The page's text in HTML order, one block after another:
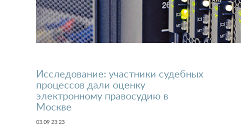
Исследование: участники судебных
процессов дали оценку
электронному правосудию в
Москве
03.09 23:23